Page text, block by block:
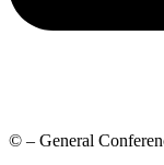
© – General